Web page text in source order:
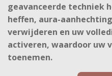
geavanceerde techniek
heffen, aura-
verwijderen en uw
activeren, waardoor uw
toenemen.